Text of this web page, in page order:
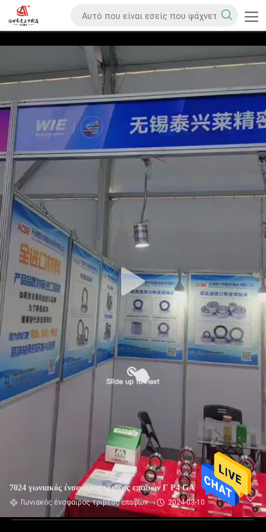
7024 γωνιακός ένσφαιρος τριβέας επαφών Γ P4 GA
Γωνιακός ένσφαιρος τριβέας επαφών 2024-03-10